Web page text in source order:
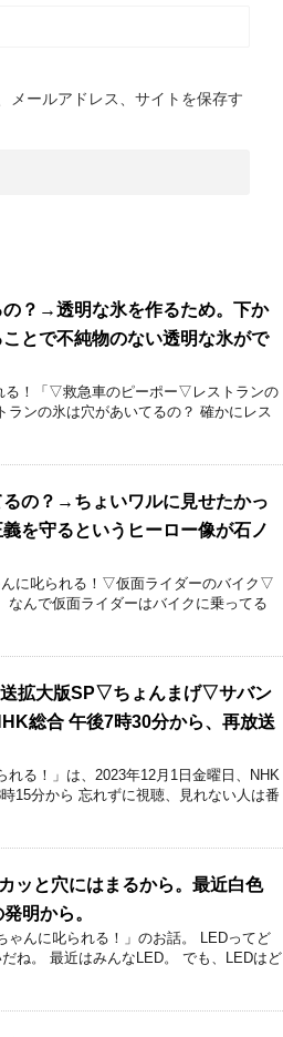
メールアドレス、サイトを保存す
？→透明な氷を作るため。下か
とで不純物のない透明な氷がで
る！「▽救急車のピーポー▽レストランの
ンの氷は穴があいてるの？ 確かにレス
の？→ちょいワルに見せたかっ
を守るというヒーロー像が石ノ
に叱られる！▽仮面ライダーのバイク▽
んで仮面ライダーはバイクに乗ってる
拡大版SP▽ちょんまげ▽サバン
総合 午後7時30分から、再放送
る！」​は、2023年12月1日金曜日、NHK
15分から 忘れずに視聴、見れない人は番
ッと穴にはまるから。最近白色
明から。
ゃんに叱られる！」のお話。 LEDってど
ね。 最近はみんなLED。 でも、LEDはど